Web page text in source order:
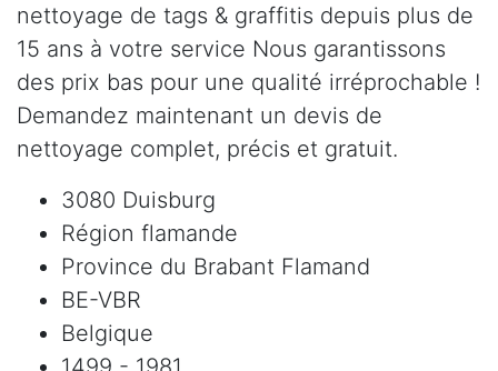
nettoyage de tags & graffitis depuis plus de
15 ans à votre service Nous garantissons
des prix bas pour une qualité irréprochable !
Demandez maintenant un devis de
nettoyage complet, précis et gratuit.
3080 Duisburg
Région flamande
Province du Brabant Flamand
BE-VBR
Belgique